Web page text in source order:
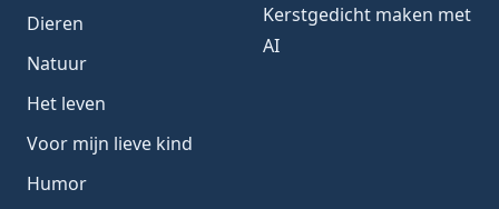
Dieren
Natuur
Het leven
Voor mijn lieve kind
Humor
Kerstgedicht maken met
AI